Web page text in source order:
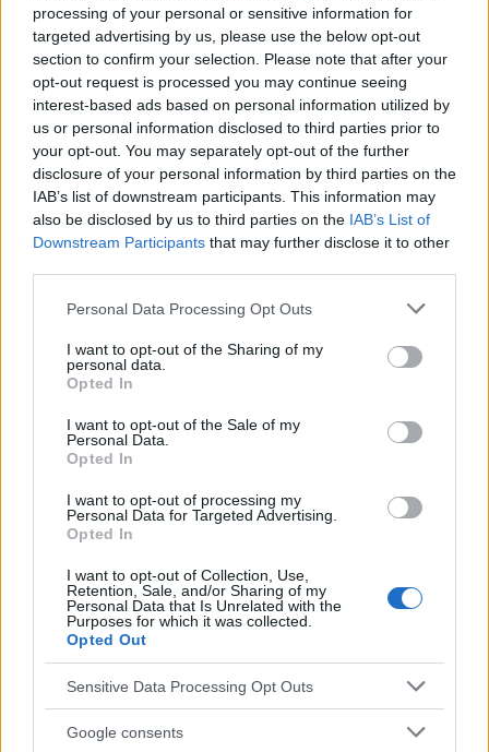
processing of your personal or sensitive information for
targeted advertising by us, please use the below opt-out
section to confirm your selection. Please note that after your
opt-out request is processed you may continue seeing
interest-based ads based on personal information utilized by
us or personal information disclosed to third parties prior to
your opt-out. You may separately opt-out of the further
disclosure of your personal information by third parties on the
IAB’s list of downstream participants. This information may
also be disclosed by us to third parties on the IAB’s List of
Downstream Participants that may further disclose it to other
Please note that this website/app uses one or more Google
not limited to your visit or usage behaviour. You may click to
grant or deny consent to Google and its third-party tags to
use your data for below specified purposes in below Google
consent section.
Personal Data Processing Opt Outs
I want to opt-out of the Sharing of my
personal data.
Opted In
I want to opt-out of the Sale of my
Personal Data.
Opted In
I want to opt-out of processing my
Personal Data for Targeted Advertising.
Opted In
I want to opt-out of Collection, Use,
Retention, Sale, and/or Sharing of my
Personal Data that Is Unrelated with the
Purposes for which it was collected.
Opted Out
Sensitive Data Processing Opt Outs
Google consents
Technologie de diagnostic du cancer de la peau,
Il s'agit d'un nouvel essai réussi de diagnostic du
technologie. Une étude antérieure menée par
montré que l'outil était jusqu'à10 points de
pourcentageplus précis que l'évaluation
Le cancer de la peau est un problème important en
Australie. L'Australie étant l'un des pays les plus